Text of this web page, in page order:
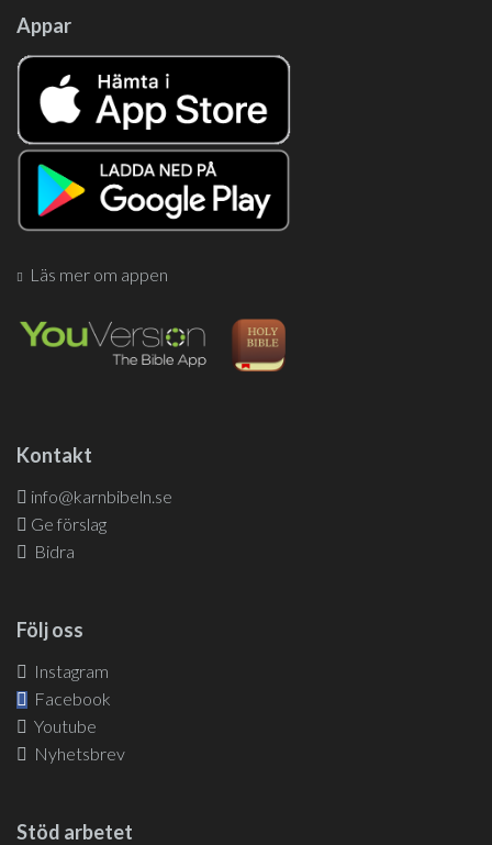
Appar
Läs mer om appen
Kontakt
info@karnbibeln.se
Ge förslag
Bidra
Följ oss
Instagram
Facebook
Youtube
Nyhetsbrev
Stöd arbetet